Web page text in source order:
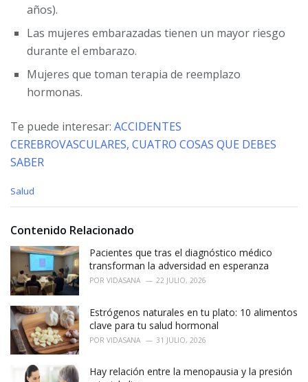
años).
Las mujeres embarazadas tienen un mayor riesgo
durante el embarazo.
Mujeres que toman terapia de reemplazo
hormonas.
Te puede interesar: ACCIDENTES
CEREBROVASCULARES, CUATRO COSAS QUE DEBES
SABER
C
e
o
i
e
:
Salud
Contenido Relacionado
Pacientes que tras el diagnóstico médico
transforman la adversidad en esperanza
POR VIDASANA 22 JULIO, 2026
Estrógenos naturales en tu plato: 10 alimentos
clave para tu salud hormonal
POR VIDASANA 31 JULIO, 2026
Hay relación entre la menopausia y la presión